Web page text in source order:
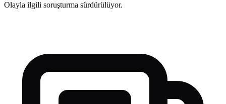
Olayla ilgili soruşturma sürdürülüyor.